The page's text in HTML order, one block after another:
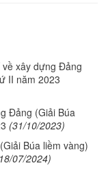
xây dựng Đảng
II năm 2023
Đảng (Giải Búa
(31/10/2023)
Búa liềm vàng)
07/2024)